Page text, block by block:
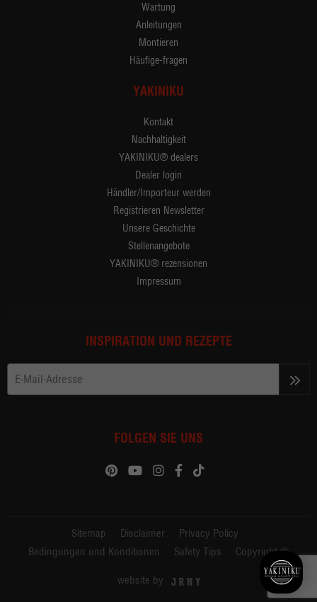
Wartung
Anleitungen
Montieren
Häufige-fragen
YAKINIKU
Kontakt
Nachhaltigkeit
YAKINIKU® dealers
Dealer login
Händler/Importeur werden
Registrieren Newsletter
Unsere Geschichte
Stellenangebote
YAKINIKU® rezensionen
Impressum
INSPIRATION UND REZEPTE
FOLGEN SIE UNS
Sitemap Disclaimer
Privacy Policy
Bedingungen und Konditionen
Safety Tips Copyright ©
website by